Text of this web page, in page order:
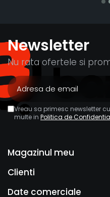
Newsletter
Nu rata ofertele si
Vreau sa primesc newsletter
multe in Politica de
Magazinul meu
Clienti
Date comerciale